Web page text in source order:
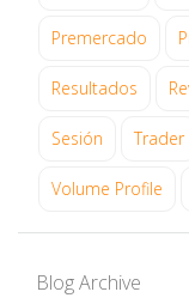
Premercado
Resultados
Sesión Trader
Volume Profile
Blog Archive